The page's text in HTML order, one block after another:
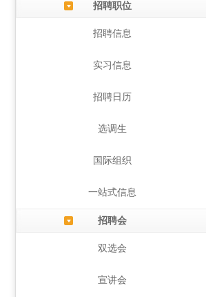
招聘职位
招聘信息
实习信息
招聘日历
选调生
国际组织
一站式信息
招聘会
双选会
宣讲会